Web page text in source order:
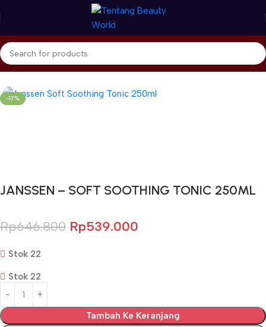
Beranda Janssen Cosmetics Toner
-17%
JANSSEN – SOFT SOOTHING TONIC 250ML
Rp646.800 Rp539.000
Stok 22
Stok 22
Tambah Ke Keranjang